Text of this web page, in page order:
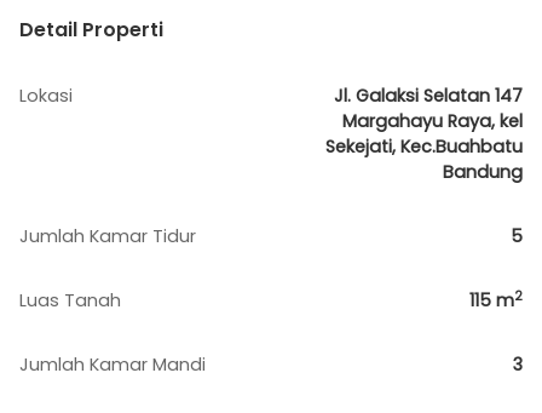
Detail Properti
Lokasi
Jl. Galaksi Selatan 147
Margahayu Raya, kel
Sekejati, Kec.Buahbatu
Bandung
Jumlah Kamar Tidur 5
Luas Tanah 115 m2
Jumlah Kamar Mandi 3